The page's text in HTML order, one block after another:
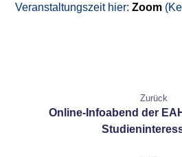
Veranstaltungszeit hier:Zoom
Zurück
Online-Infoabend der